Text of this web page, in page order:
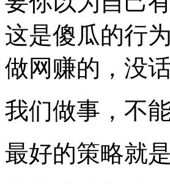
这是傻瓜的行
做网赚的，没
我们做事，不
最好的策略就